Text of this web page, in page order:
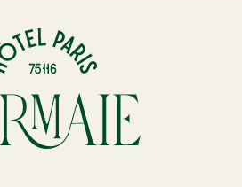
SPA
& PACKAGES
& TRANSPORTS
PHOTOS